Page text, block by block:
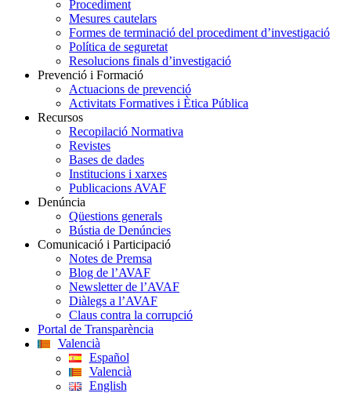
Procediment
Mesures cautelars
Formes de terminació del procediment d’investigació
Política de seguretat
Resolucions finals d’investigació
Prevenció i Formació
Actuacions de prevenció
Activitats Formatives i Ètica Pública
Recursos
Recopilació Normativa
Revistes
Bases de dades
Institucions i xarxes
Publicacions AVAF
Denúncia
Qüestions generals
Bústia de Denúncies
Comunicació i Participació
Notes de Premsa
Blog de l’AVAF
Newsletter de l’AVAF
Diàlegs a l’AVAF
Claus contra la corrupció
Portal de Transparència
Valencià
Español
Valencià
English